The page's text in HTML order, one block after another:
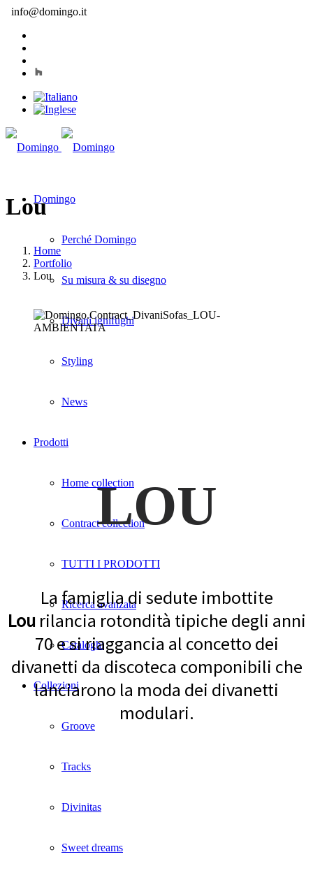
info@domingo.it
Domingo
Perché Domingo
Su misura & su disegno
Divani ignifughi
Styling
News
Prodotti
Home collection
Contract collection
TUTTI I PRODOTTI
Ricerca avanzata
Cataloghi
Collezioni
Groove
Tracks
Divinitas
Sweet dreams
Lou
Home
Portfolio
Lou
LOU
La famiglia di sedute imbottite
Lou rilancia rotondità tipiche degli anni
70 e si riaggancia al concetto dei
divanetti da discoteca componibili che
lanciarono la moda dei divanetti
modulari.